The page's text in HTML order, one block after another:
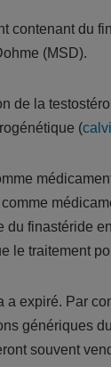
contenant du
(MSD).
de la
(
du finastéride
le traitement
a expiré. Par
génériques
souvent